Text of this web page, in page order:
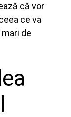
că vor
ce va
de